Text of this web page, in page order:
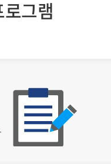
그램